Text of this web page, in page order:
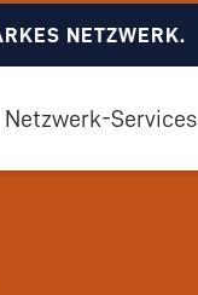
NETZWERK.
Netzwerk-Services